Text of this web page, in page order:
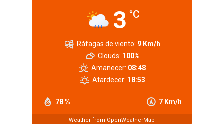
3 °C
78 % 7 Km/h
Ráfagas de viento: 9 Km/h
Clouds: 100%
Amanecer: 08:48
Atardecer: 18:53
Weather from OpenWeatherMap